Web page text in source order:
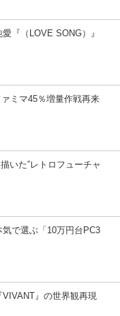
『（LOVE SONG）』
ミマ45％増量作戦再来
いた”レトロフューチャ
で選ぶ「10万円台PC3
VIVANT』の世界観再現